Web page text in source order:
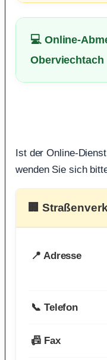
💻 Online-
Oberviechtach
Ist der Online-
wenden Sie sich
🏢
📍 Adresse
📞 Telefon
📠 Fax